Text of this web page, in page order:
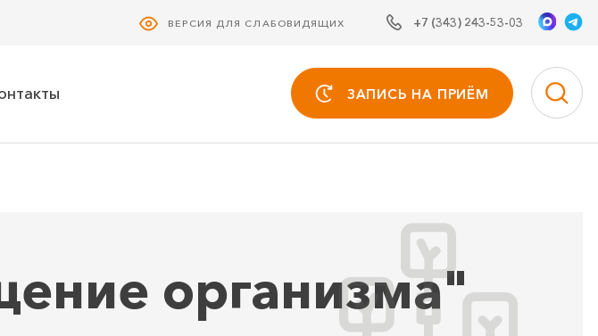
ВЕРСИЯ ДЛЯ СЛАБОВИДЯЩИХ +7 (343) 243-53-03
ЗАПИСЬ НА ПРИЁМ
организма"